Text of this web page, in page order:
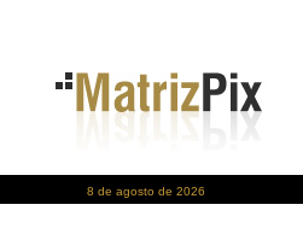
8 de agosto de 2026